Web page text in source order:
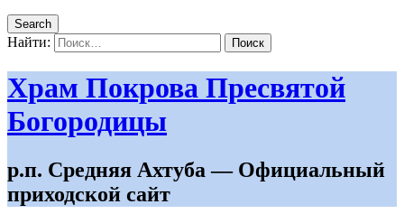
Search
Найти:
Храм Покрова Пресвятой
Богородицы
р.п. Средняя Ахтуба — Официальный
приходской сайт